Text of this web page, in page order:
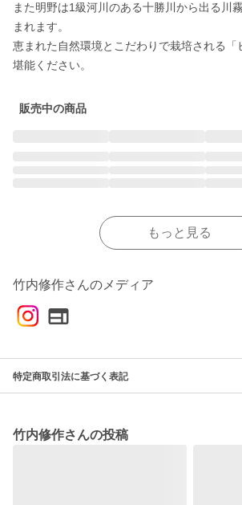
また明野は1級河川のある十勝川から出る川
まれます。
恵まれた自然環境とこだわりで栽培される「
堪能ください。
販売中の商品
もっと見る
竹内修作さんのメディア
特定商取引法に基づく表記
竹内修作さんの投稿